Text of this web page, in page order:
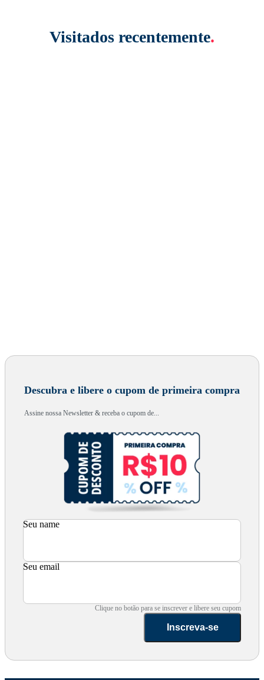
Visitados recentemente.
Descubra e libere o cupom de primeira compra
Assine nossa Newsletter & receba o cupom de...
Seu name
Seu email
Clique no botão para se inscrever e libere seu cupom
Inscreva-se